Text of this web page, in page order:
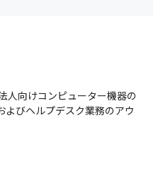
人向けコンピューター機器の
びヘルプデスク業務のアウ